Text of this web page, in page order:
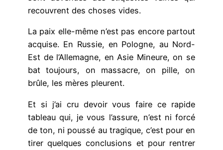
recouvrent des choses vides.
La paix elle-même n’est pas encore partout
acquise. En Russie, en Pologne, au Nord-
Est de l’Allemagne, en Asie Mineure, on se
bat toujours, on massacre, on pille, on
brûle, les mères pleurent.
Et si j’ai cru devoir vous faire ce rapide
tableau qui, je vous l’assure, n’est ni forcé
de ton, ni poussé au tragique, c’est pour en
tirer quelques conclusions et pour rentrer